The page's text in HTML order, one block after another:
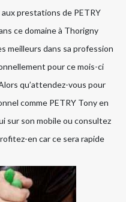
prestations de PETRY
ce domaine à Thorigny
meilleurs dans sa profession
pour ce mois-ci
qu’attendez-vous pour
comme PETRY Tony en
sur son mobile ou consultez
en car ce sera rapide